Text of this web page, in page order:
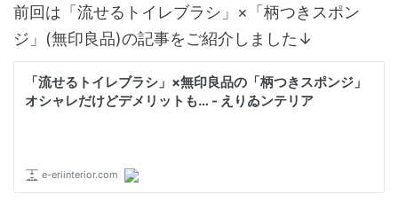
前回は「流せるトイレブラシ」×「柄つきスポン
ジ」(無印良品)の記事をご紹介しました↓